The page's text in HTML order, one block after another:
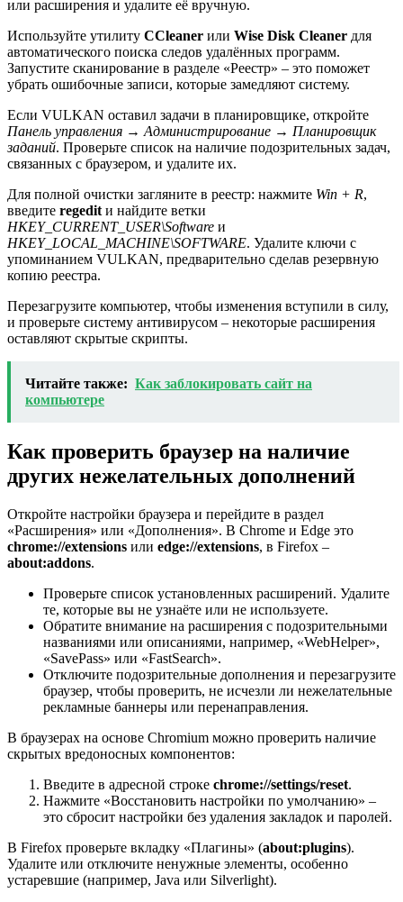
или расширения и удалите её вручную.
Используйте утилиту CCleaner или Wise Disk Cleaner для
автоматического поиска следов удалённых программ.
Запустите сканирование в разделе «Реестр» – это поможет
убрать ошибочные записи, которые замедляют систему.
Если VULKAN оставил задачи в планировщике, откройте
Панель управления → Администрирование → Планировщик
заданий. Проверьте список на наличие подозрительных задач,
связанных с браузером, и удалите их.
Для полной очистки загляните в реестр: нажмите Win + R,
введите regedit и найдите ветки
HKEY_CURRENT_USER\Software и
HKEY_LOCAL_MACHINE\SOFTWARE. Удалите ключи с
упоминанием VULKAN, предварительно сделав резервную
копию реестра.
Перезагрузите компьютер, чтобы изменения вступили в силу,
и проверьте систему антивирусом – некоторые расширения
оставляют скрытые скрипты.
Читайте также: Как заблокировать сайт на
компьютере
Как проверить браузер на наличие
других нежелательных дополнений
Откройте настройки браузера и перейдите в раздел
«Расширения» или «Дополнения». В Chrome и Edge это
chrome://extensions или edge://extensions, в Firefox –
about:addons.
Проверьте список установленных расширений. Удалите
те, которые вы не узнаёте или не используете.
Обратите внимание на расширения с подозрительными
названиями или описаниями, например, «WebHelper»,
«SavePass» или «FastSearch».
Отключите подозрительные дополнения и перезагрузите
браузер, чтобы проверить, не исчезли ли нежелательные
рекламные баннеры или перенаправления.
В браузерах на основе Chromium можно проверить наличие
скрытых вредоносных компонентов:
Введите в адресной строке chrome://settings/reset.
Нажмите «Восстановить настройки по умолчанию» –
это сбросит настройки без удаления закладок и паролей.
В Firefox проверьте вкладку «Плагины» (about:plugins).
Удалите или отключите ненужные элементы, особенно
устаревшие (например, Java или Silverlight).